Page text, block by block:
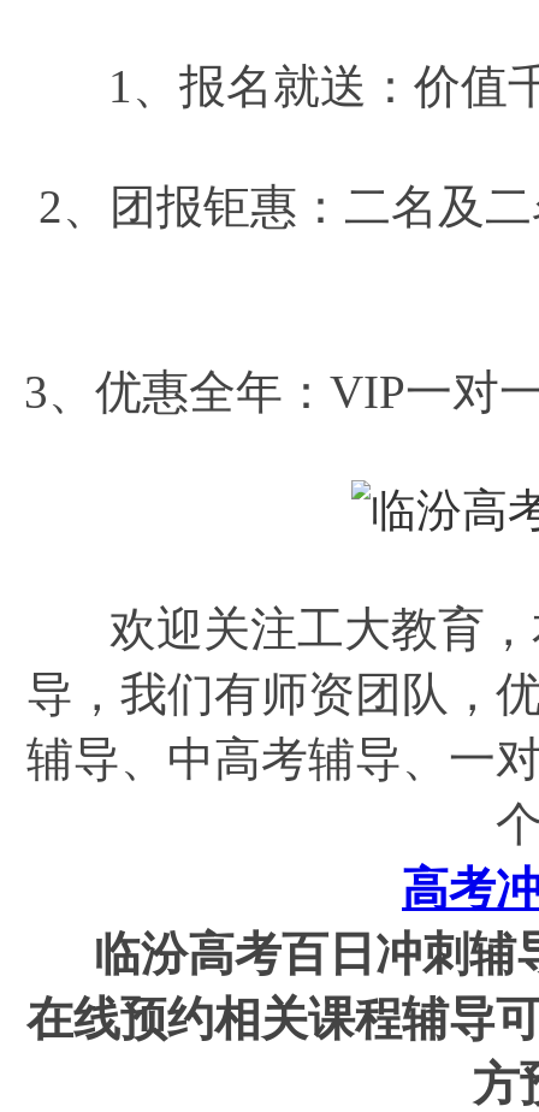
1、报名就送：价值
2、团报钜惠：二名及
3、优惠全年：VIP一对
欢迎关注工大教育，
导，我们有师资团队，
辅导、中高考辅导、一
高考
临汾高考百日冲刺辅
在线预约相关课程辅导
方